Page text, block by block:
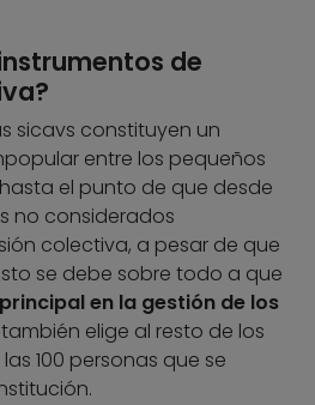
de
sicavs constituyen un
entre los pequeños
el punto de que desde
no considerados
colectiva, a pesar de que
se debe sobre todo a que
en la gestión de los
elige al resto de los
100 personas que se